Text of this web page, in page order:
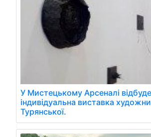
У Мистецькому Арсеналі
індивідуальна виставка
Турянської.